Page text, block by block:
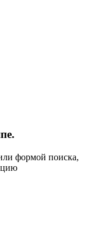
формой поиска,